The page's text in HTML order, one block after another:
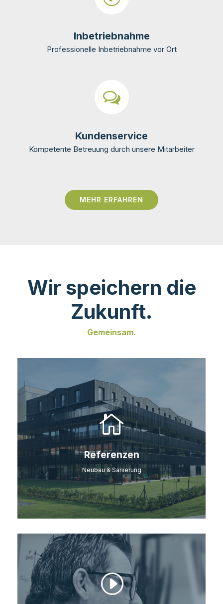
Inbetriebnahme
Professionelle Inbetriebnahme vor Ort
Kundenservice
Kompetente Betreuung durch unsere Mitarbeiter
MEHR ERFAHREN
Wir speichern die
Zukunft.
Gemeinsam.
Referenzen
Neubau & Sanierung